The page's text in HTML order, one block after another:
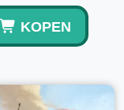
KOPEN